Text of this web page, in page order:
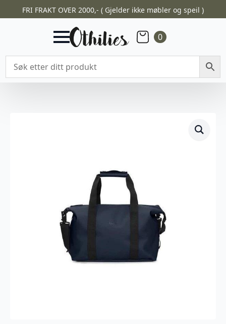
FRI FRAKT OVER 2000,- ( Gjelder ikke møbler og speil )
0